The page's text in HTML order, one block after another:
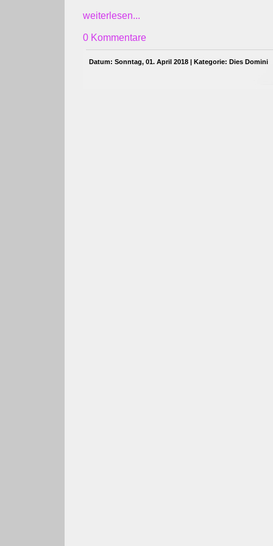
weiterlesen...
0 Kommentare
Datum: Sonntag, 01. April 2018 | Kategorie: Dies Domini